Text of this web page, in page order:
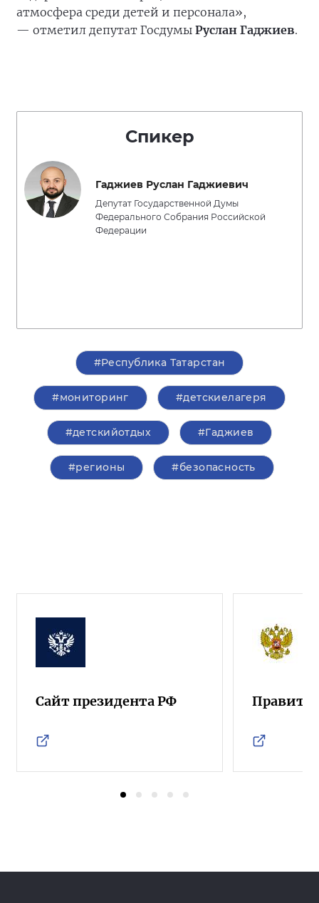
атмосфера среди детей и персонала»,
— отметил депутат Госдумы Руслан Гаджиев.
Спикер
Гаджиев Руслан Гаджиевич
Депутат Государственной Думы
Федерального Собрания Российской
Федерации
#Республика Татарстан
#мониторинг #детскиелагеря
#детскийотдых #Гаджиев
#регионы #безопасность
Сайт президента РФ